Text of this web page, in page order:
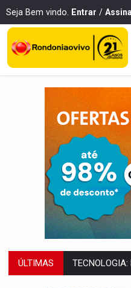
Seja Bem vindo. Entrar /
ÚLTIMAS PROTEGE A